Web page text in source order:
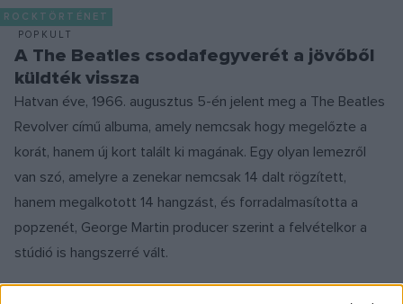
ROCKTÖRTÉNET
POPKULT
A The Beatles csodafegyverét a jövőből
küldték vissza
Hatvan éve, 1966. augusztus 5-én jelent meg a The Beatles
Revolver című albuma, amely nemcsak hogy megelőzte a
korát, hanem új kort talált ki magának. Egy olyan lemezről
van szó, amelyre a zenekar nemcsak 14 dalt rögzített,
hanem megalkotott 14 hangzást, és forradalmasította a
popzenét, George Martin producer szerint a felvételkor a
stúdió is hangszerré vált.